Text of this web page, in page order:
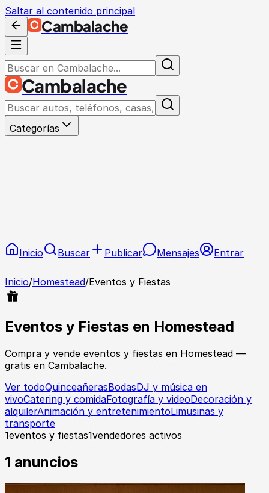
Saltar al contenido principal
Cambalache
Cambalache
Categorías
Inicio Buscar Publicar Mensajes Entrar
Inicio/Homestead/Eventos y Fiestas
Eventos y Fiestas en Homestead
Compra y vende eventos y fiestas en Homestead —
gratis en Cambalache.
Ver todoQuinceañerasBodasDJ y música en
vivoCatering y comidaFotografía y videoDecoración y
alquilerAnimación y entretenimientoLimusinas y
transporte
1eventos y fiestas1vendedores activos
1 anuncios